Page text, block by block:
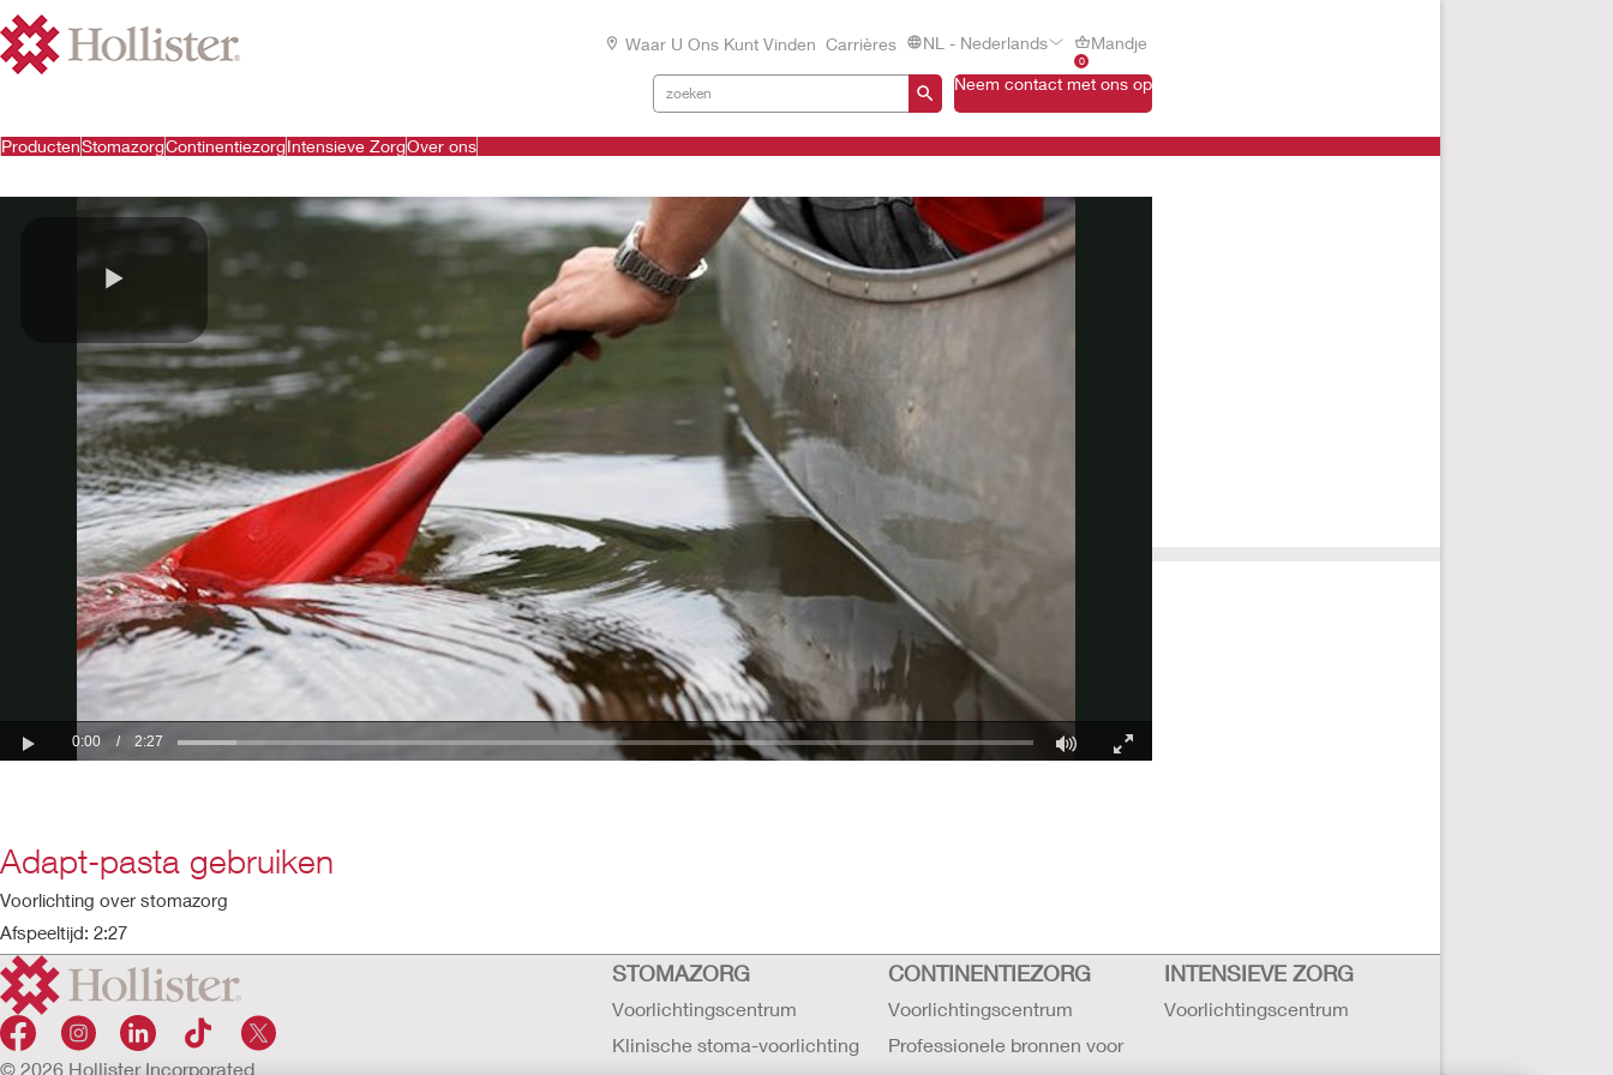
Waar U Ons Kunt Vinden Carrières NL - Nederlands
0
Mandje
Neem contact met ons op
ProductenStomazorgContinentiezorgIntensieve ZorgOver ons
Adapt-pasta gebruiken
Voorlichting over stomazorg
Afspeeltijd: 2:27
© 2026 Hollister Incorporated
STOMAZORG
Voorlichtingscentrum
Klinische stoma-voorlichting
CONTINENTIEZORG
Voorlichtingscentrum
Professionele bronnen voor
INTENSIEVE ZORG
Voorlichtingscentrum